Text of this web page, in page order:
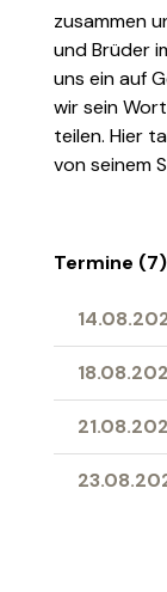
zusammen
und Brüder
uns ein auf
wir sein
teilen. Hier
von seinem
Termine (7)